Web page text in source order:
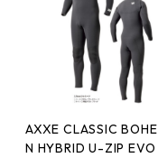
AXXE CLASSIC
N HYBRID U-ZIP EVO